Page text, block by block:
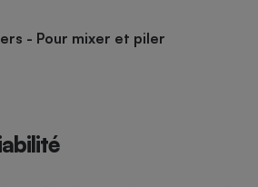
- Pour mixer et piler